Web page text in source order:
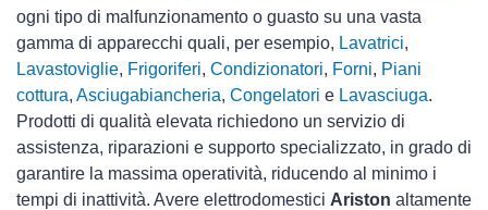
ogni tipo di malfunzionamento o guasto su una vasta
gamma di apparecchi quali, per esempio, Lavatrici,
Lavastoviglie, Frigoriferi, Condizionatori, Forni, Piani
cottura, Asciugabiancheria, Congelatori e Lavasciuga.
Prodotti di qualità elevata richiedono un servizio di
assistenza, riparazioni e supporto specializzato, in grado di
garantire la massima operatività, riducendo al minimo i
tempi di inattività. Avere elettrodomestici Ariston altamente